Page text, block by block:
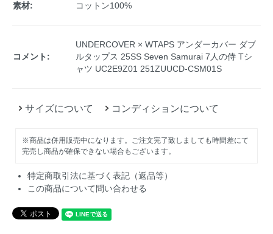
素材: コットン100%
コメント:
UNDERCOVER × WTAPS アンダーカバー ダブ
ルタップス 25SS Seven Samurai 7人の侍 Tシ
ャツ UC2E9Z01 251ZUUCD-CSM01S
サイズについて コンディションについて
※商品は併用販売中になります。ご注文完了致しましても時間差にて
完売し商品が確保できない場合もございます。
特定商取引法に基づく表記（返品等）
この商品について問い合わせる